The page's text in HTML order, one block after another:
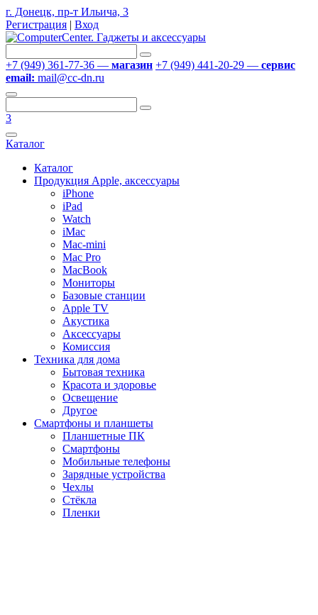
г. Донецк, пр-т Ильича, 3
Регистрация | Вход
+7 (949) 361-77-36 — магазин +7 (949) 441-20-29 — сервис
email: mail@cc-dn.ru
3
Каталог
Каталог
Продукция Apple, аксессуары
iPhone
iPad
Watch
iMac
Mac-mini
Mac Pro
MacBook
Мониторы
Базовые станции
Apple TV
Акустика
Аксессуары
Комиссия
Техника для дома
Бытовая техника
Красота и здоровье
Освещение
Другое
Смартфоны и планшеты
Планшетные ПК
Смартфоны
Мобильные телефоны
Зарядные устройства
Чехлы
Стёкла
Пленки